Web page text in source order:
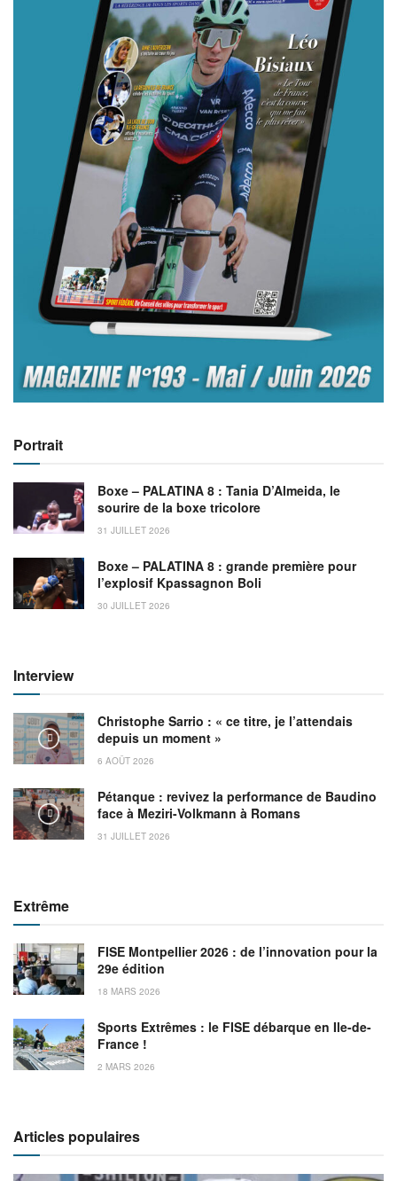
Portrait
Boxe – PALATINA 8 : Tania D’Almeida, le
sourire de la boxe tricolore
31 JUILLET 2026
Boxe – PALATINA 8 : grande première pour
l’explosif Kpassagnon Boli
30 JUILLET 2026
Interview
Christophe Sarrio : « ce titre, je l’attendais
depuis un moment »
6 AOÛT 2026
Pétanque : revivez la performance de Baudino
face à Meziri-Volkmann à Romans
31 JUILLET 2026
Extrême
FISE Montpellier 2026 : de l’innovation pour la
29e édition
18 MARS 2026
Sports Extrêmes : le FISE débarque en Ile-de-
France !
2 MARS 2026
Articles populaires